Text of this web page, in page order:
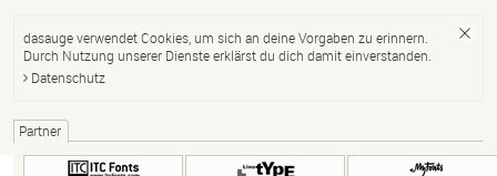
dasauge verwendet Cookies, um sich an deine Vorgaben zu erinnern.
Durch Nutzung unserer Dienste erklärst du dich damit einverstanden.
Datenschutz
Partner